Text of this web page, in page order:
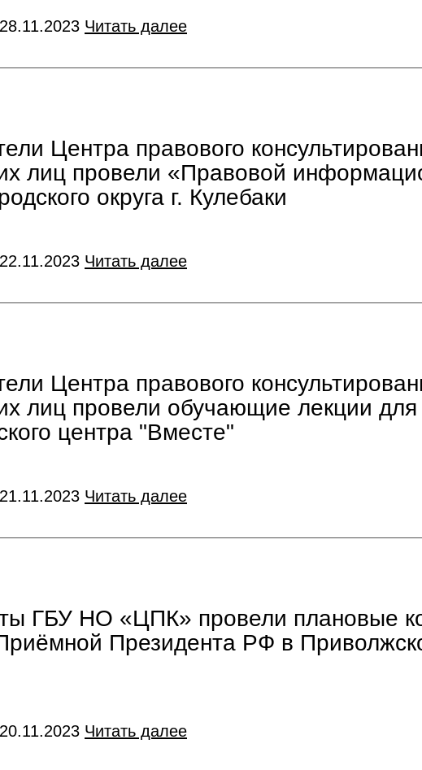
Читать далее
Центра правового
лиц провели «Правовой
округа г. Кулебаки
Читать далее
Центра правового
лиц провели обучающие лекции
центра "Вместе"
Читать далее
ГБУ НО «ЦПК» провели плановые
Президента РФ в
Читать далее